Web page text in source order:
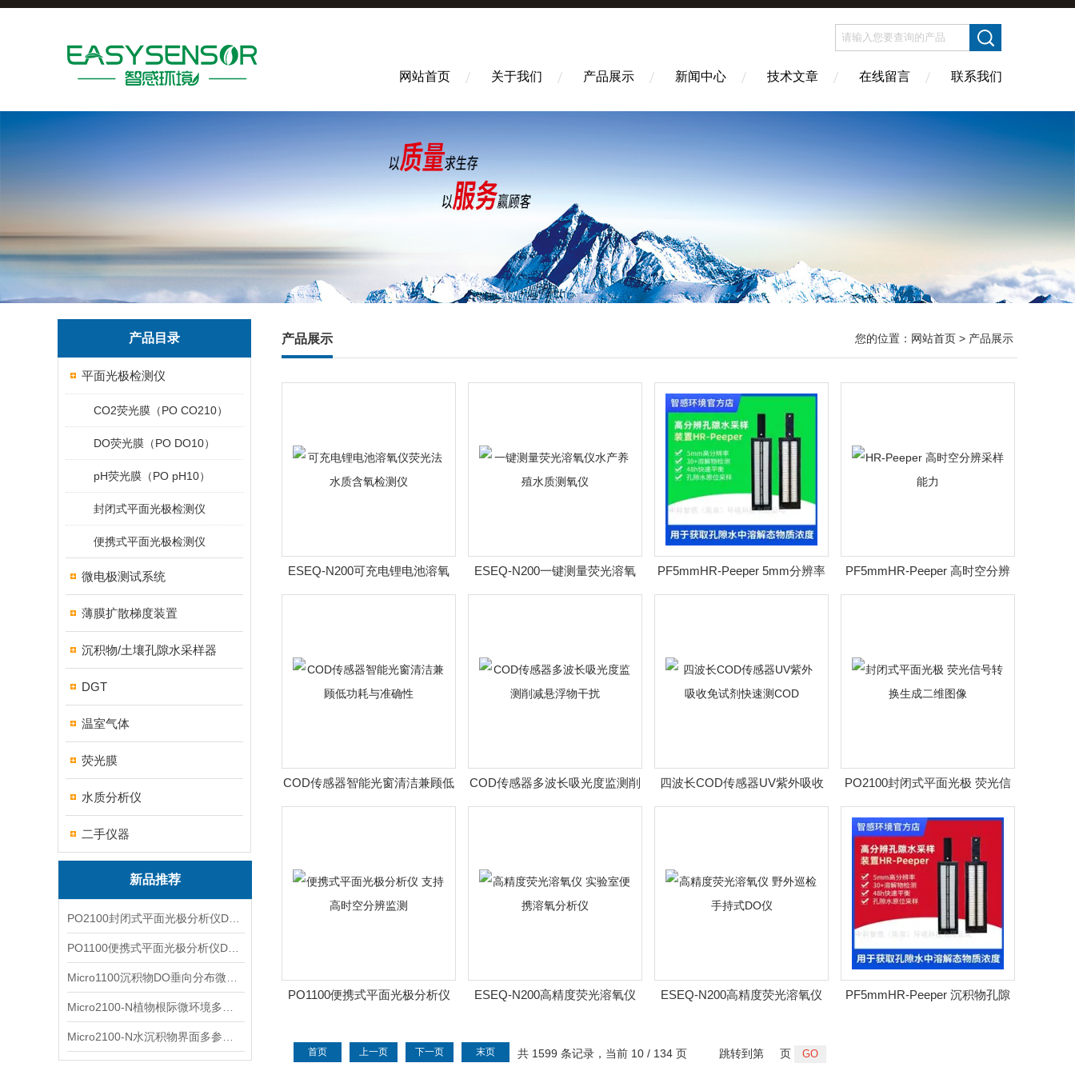
网站首页 关于我们 产品展示 新闻中心 技术文章 在线留言 联系我们
产品目录
平面光极检测仪
CO2荧光膜（PO CO210）
DO荧光膜（PO DO10）
pH荧光膜（PO pH10）
封闭式平面光极检测仪
便携式平面光极检测仪
微电极测试系统
薄膜扩散梯度装置
沉积物/土壤孔隙水采样器
DGT
温室气体
荧光膜
水质分析仪
二手仪器
新品推荐
产品展示 您的位置： 网站首页 > 产品展示
ESEQ-N200可充电锂电池溶氧
仪荧光法水质含氧检测仪
ESEQ-N200一键测量荧光溶氧
仪水产养殖水质测氧仪
PF5mmHR-Peeper 5mm分辨率
沉积物-水界面研究
PF5mmHR-Peeper 高时空分辨
采样能力
COD传感器智能光窗清洁兼顾低
功耗与准确性
COD传感器多波长吸光度监测削
减悬浮物干扰
四波长COD传感器UV紫外吸收
免试剂快速测COD
PO2100封闭式平面光极 荧光信
号转换生成二维图像
PO1100便携式平面光极分析仪
ESEQ-N200高精度荧光溶氧仪
ESEQ-N200高精度荧光溶氧仪
PF5mmHR-Peeper 沉积物孔隙
共 1599 条记录，当前 10 / 134 页
首页 上一页 下一页 末页 跳转到第 页